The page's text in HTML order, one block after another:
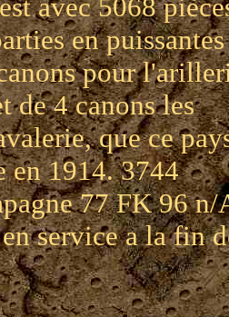
avec 5068
en puissantes
pour
de 4 canons les
que ce
en 1914. 3744
77 FK 96 n/
service a la fin